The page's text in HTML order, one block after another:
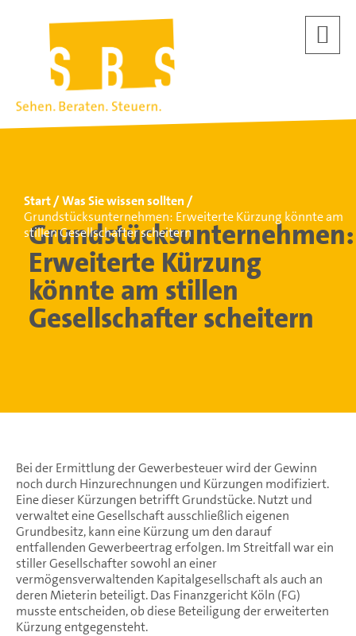
Start
Was Sie wissen sollten
Grundstücksunternehmen: Erweiterte Kürzung könnte am
stillen Gesellschafter scheitern
Grundstücksunternehmen:
Erweiterte Kürzung
könnte am stillen
Gesellschafter scheitern
Bei der Ermittlung der Gewerbesteuer wird der Gewinn
noch durch Hinzurechnungen und Kürzungen modifiziert.
Eine dieser Kürzungen betrifft Grundstücke. Nutzt und
verwaltet eine Gesellschaft ausschließlich eigenen
Grundbesitz, kann eine Kürzung um den darauf
entfallenden Gewerbeertrag erfolgen. Im Streitfall war ein
stiller Gesellschafter sowohl an einer
vermögensverwaltenden Kapitalgesellschaft als auch an
deren Mieterin beteiligt. Das Finanzgericht Köln (FG)
musste entscheiden, ob diese Beteiligung der erweiterten
Kürzung entgegensteht.